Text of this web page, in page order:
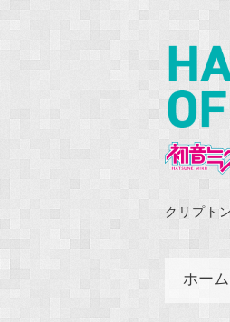
クリプト
ホーム